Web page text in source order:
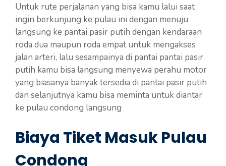
Untuk rute perjalanan yang bisa kamu lalui saat
ingin berkunjung ke pulau ini dengan menuju
langsung ke pantai pasir putih dengan kendaraan
roda dua maupun roda empat untuk mengakses
jalan arteri, lalu sesampainya di pantai pantai pasir
putih kamu bisa langsung menyewa perahu motor
yang biasanya banyak tersedia di pantai pasir putih
dan selanjutnya kamu bisa meminta untuk diantar
ke pulau condong langsung
Biaya Tiket Masuk Pulau
Condong